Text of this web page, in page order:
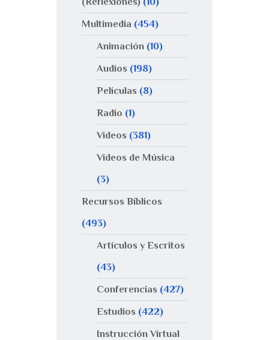
Multimedia (454)
Animación(10)
Audios (198)
Películas (8)
Radio (1)
Videos (381)
Videos de Música
(3)
Recursos Bíblicos
(493)
Artículos y Escritos
(43)
Conferencias (427)
Estudios (422)
Instrucción Virtual